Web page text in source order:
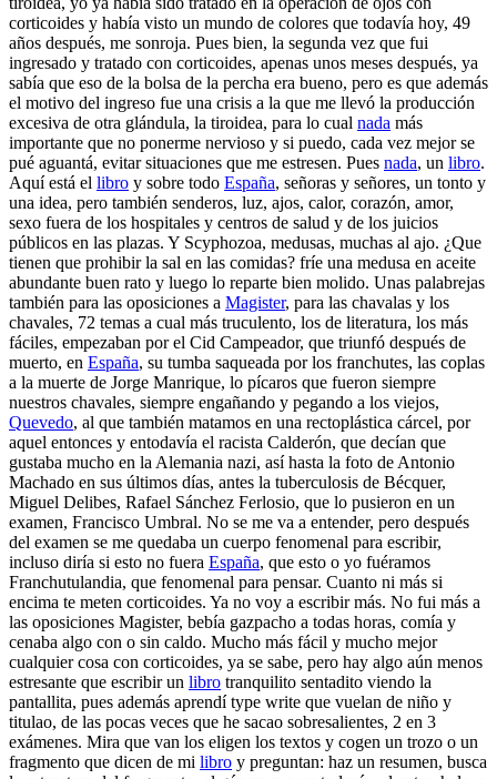
corticoides y había visto un mundo de colores que todavía hoy, 49
años después, me sonroja. Pues bien, la segunda vez que fui
ingresado y tratado con corticoides, apenas unos meses después, ya
sabía que eso de la bolsa de la percha era bueno, pero es que además
el motivo del ingreso fue una crisis a la que me llevó la producción
excesiva de otra glándula, la tiroidea, para lo cual nada más
importante que no ponerme nervioso y si puedo, cada vez mejor se
pué aguantá, evitar situaciones que me estresen. Pues nada, un libro.
Aquí está el libro y sobre todo España, señoras y señores, un tonto y
una idea, pero también senderos, luz, ajos, calor, corazón, amor,
sexo fuera de los hospitales y centros de salud y de los juicios
públicos en las plazas. Y Scyphozoa, medusas, muchas al ajo. ¿Que
tienen que prohibir la sal en las comidas? fríe una medusa en aceite
abundante buen rato y luego lo reparte bien molido. Unas palabrejas
también para las oposiciones a Magister, para las chavalas y los
chavales, 72 temas a cual más truculento, los de literatura, los más
fáciles, empezaban por el Cid Campeador, que triunfó después de
muerto, en España, su tumba saqueada por los franchutes, las coplas
a la muerte de Jorge Manrique, lo pícaros que fueron siempre
nuestros chavales, siempre engañando y pegando a los viejos,
Quevedo, al que también matamos en una rectoplástica cárcel, por
aquel entonces y entodavía el racista Calderón, que decían que
gustaba mucho en la Alemania nazi, así hasta la foto de Antonio
Machado en sus últimos días, antes la tuberculosis de Bécquer,
Miguel Delibes, Rafael Sánchez Ferlosio, que lo pusieron en un
examen, Francisco Umbral. No se me va a entender, pero después
del examen se me quedaba un cuerpo fenomenal para escribir,
incluso diría si esto no fuera España, que esto o yo fuéramos
Franchutulandia, que fenomenal para pensar. Cuanto ni más si
encima te meten corticoides. Ya no voy a escribir más. No fui más a
las oposiciones Magister, bebía gazpacho a todas horas, comía y
cenaba algo con o sin caldo. Mucho más fácil y mucho mejor
cualquier cosa con corticoides, ya se sabe, pero hay algo aún menos
estresante que escribir un libro tranquilito sentadito viendo la
pantallita, pues además aprendí type write que vuelan de niño y
titulao, de las pocas veces que he sacao sobresalientes, 2 en 3
exámenes. Mira que van los eligen los textos y cogen un trozo o un
fragmento que dicen de mi libro y preguntan: haz un resumen, busca